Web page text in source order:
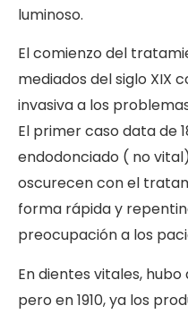
luminoso.
El comienzo del
mediados del siglo XIX
invasiva a los
El primer caso data de
endodonciado ( no
oscurecen con el
forma rápida y
preocupación a los
En dientes vitales,
pero en 1910, ya los